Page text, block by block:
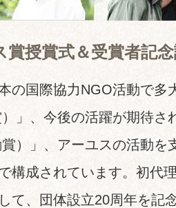
賞授賞式＆受賞者記
の国際協力NGO活動で多
）」、今後の活躍が期待さ
賞）」、アーユスの活動
構成されています。初代
て、団体設立20周年を記